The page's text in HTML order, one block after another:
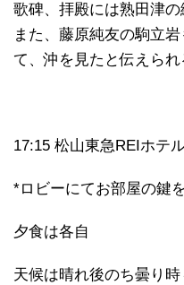
歌碑、拝殿には熟田津の
また、藤原純友の駒立
て、沖を見たと伝えられ
17:15 松山東急REIホテ
*ロビーにてお部屋の鍵
夕食は各自
天候は晴れ後のち曇